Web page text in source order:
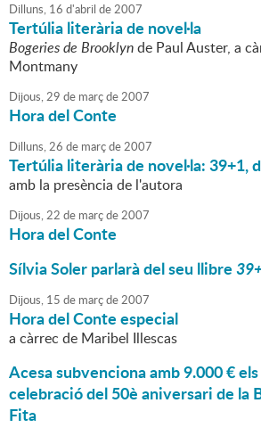
Dilluns, 16 d'abril de2007
Tertúlia literària de novel·la
Bogeries de Brooklynde Paul Auster, a
Montmany
Dijous,29 de marçde2007
Hora del Conte
Dilluns,26 de marçde2007
Tertúlia literària de novel·la: 39+1,
amb la presència de l'autora
Dijous,22 de marçde2007
Hora del Conte
Sílvia Soler parlarà del seu llibre
Dijous, 15 de marçde2007
Hora del Conte especial
a càrrec de Maribel Illescas
Acesa subvenciona amb 9.000 €
celebració del 50è aniversari de la
Fita